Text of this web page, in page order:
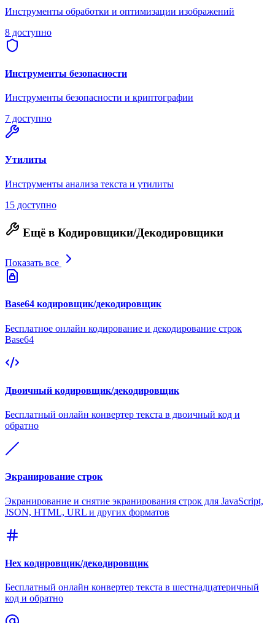
Инструменты обработки и оптимизации изображений
8 доступно
Инструменты безопасности
Инструменты безопасности и криптографии
7 доступно
Утилиты
Инструменты анализа текста и утилиты
15 доступно
Ещё в Кодировщики/Декодировщики
Показать все
Base64 кодировщик/декодировщик
Бесплатное онлайн кодирование и декодирование строк
Base64
Двоичный кодировщик/декодировщик
Бесплатный онлайн конвертер текста в двоичный код и
обратно
Экранирование строк
Экранирование и снятие экранирования строк для JavaScript,
JSON, HTML, URL и других форматов
Hex кодировщик/декодировщик
Бесплатный онлайн конвертер текста в шестнадцатеричный
код и обратно